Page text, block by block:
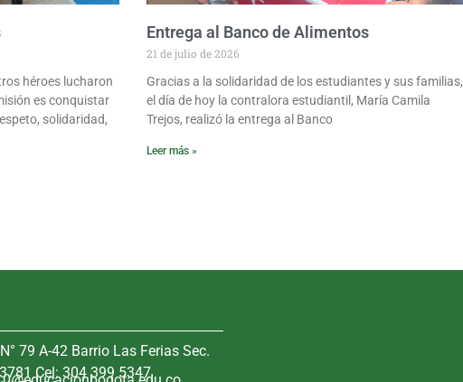
héroes lucharon
es conquistar
solidaridad,
Entrega al Banco de Alimentos
21 de julio de 2026
Gracias a la solidaridad de los estudiantes y sus familias,
el día de hoy la contralora estudiantil, María Camila
Trejos, realizó la entrega al Banco
Leer más »
79 A-42 Barrio Las Ferias Sec.
Cel: 304 399 5347